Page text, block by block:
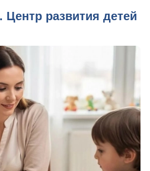
Центр развития детей